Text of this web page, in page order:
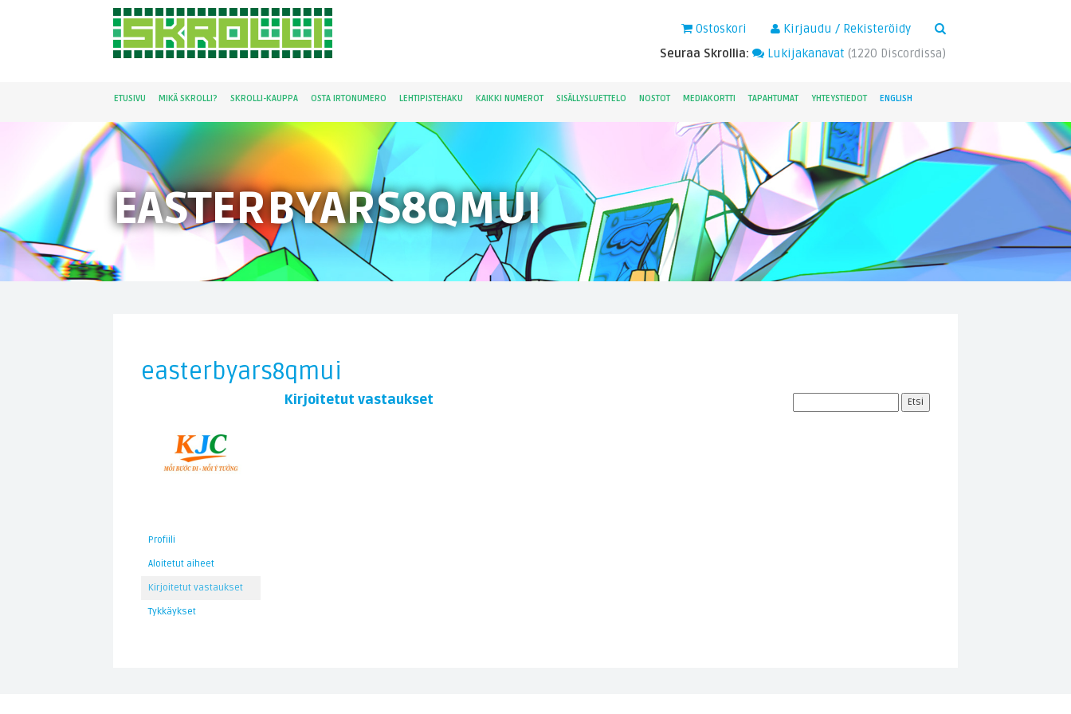
Kirjaudu / Rekisteröidy
Ostoskori
Seuraa Skrollia:
Lukijakanavat (1220 Discordissa)
ETUSIVU MIKÄ SKROLLI? SKROLLI-KAUPPA OSTA IRTONUMERO LEHTIPISTEHAKU KAIKKI NUMEROT SISÄLLYSLUETTELO NOSTOT MEDIAKORTTI TAPAHTUMAT YHTEYSTIEDOT ENGLISH
EASTERBYARS8QMUI
easterbyars8qmui
Profiili
Aloitetut aiheet
Kirjoitetut vastaukset
Tykkäykset
Kirjoitetut vastaukset